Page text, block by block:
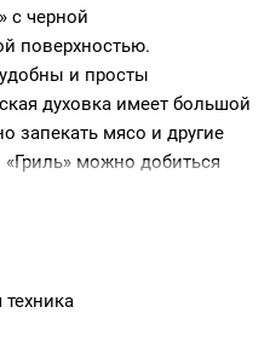
с черной
поверхностью.
и просты
духовка имеет большой
запекать мясо и другие
можно добиться